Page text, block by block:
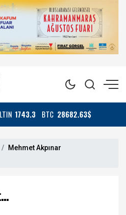
1743.3 BTC 28682.63$
Mehmet Akpınar